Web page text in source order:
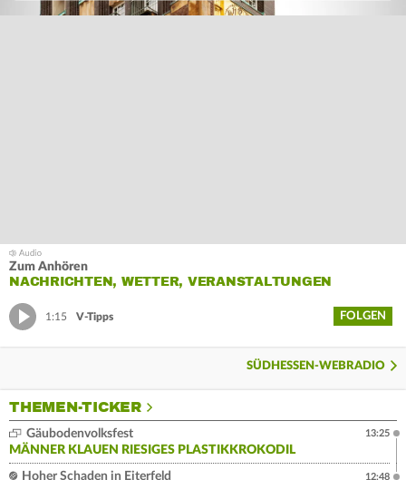
Zum Anhören
NACHRICHTEN, WETTER, VERANSTALTUNGEN
1:15 V-Tipps FOLGEN
SÜDHESSEN-WEBRADIO
THEMEN-TICKER
Gäubodenvolksfest
MÄNNER KLAUEN RIESIGES PLASTIKKROKODIL
13:25
Hoher Schaden in Eiterfeld
12:48